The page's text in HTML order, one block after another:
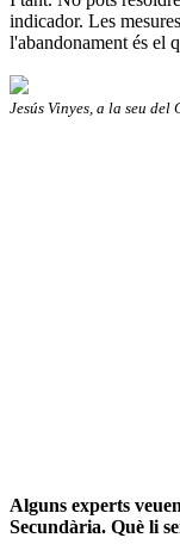
indicador. Les
l'abandonament és el
Jesús Vinyes, a la seu
Alguns experts
Secundària. Què li